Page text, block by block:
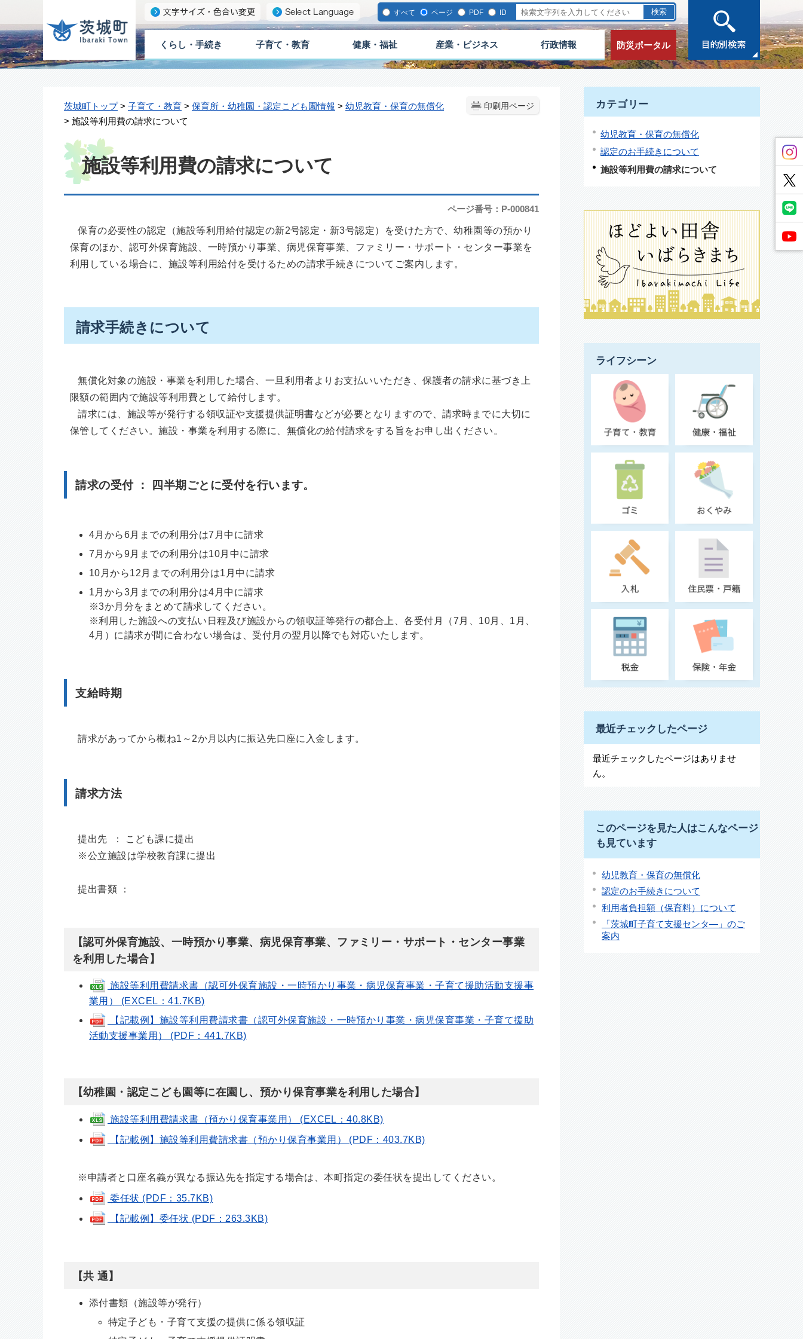
すべて ページ PDF ID
くらし・手続き 子育て・教育 健康・福祉 産業・ビジネス 行政情報 防災ポータル
印刷用ページ
茨城町トップ> 子育て・教育 > 保育所・幼稚園・認定こども園情報 > 幼児教育・保育の無償化
> 施設等利用費の請求について
施設等利用費の請求について
ページ番号：P-000841
保育の必要性の認定（施設等利用給付認定の新2号認定・新3号認定）を受けた方で、幼稚園等の預かり
保育のほか、認可外保育施設、一時預かり事業、病児保育事業、ファミリー・サポート・センター事業を
利用している場合に、施設等利用給付を受けるための請求手続きについてご案内します。
請求手続きについて
無償化対象の施設・事業を利用した場合、一旦利用者よりお支払いいただき、保護者の請求に基づき上
限額の範囲内で施設等利用費として給付します。
請求には、施設等が発行する領収証や支援提供証明書などが必要となりますので、請求時までに大切に
保管してください。施設・事業を利用する際に、無償化の給付請求をする旨をお申し出ください。
請求の受付 ： 四半期ごとに受付を行います。
4月から6月までの利用分は7月中に請求
7月から9月までの利用分は10月中に請求
10月から12月までの利用分は1月中に請求
1月から3月までの利用分は4月中に請求
※3か月分をまとめて請求してください。
※利用した施設への支払い日程及び施設からの領収証等発行の都合上、各受付月（7月、10月、1月、
4月）に請求が間に合わない場合は、受付月の翌月以降でも対応いたします。
支給時期
請求があってから概ね1～2か月以内に振込先口座に入金します。
請求方法
提出先 ： こども課に提出
※公立施設は学校教育課に提出
提出書類 ：
【認可外保育施設、一時預かり事業、病児保育事業、ファミリー・サポート・センター事業
を利用した場合】
施設等利用費請求書（認可外保育施設・一時預かり事業・病児保育事業・子育て援助活動支援事
業用） (EXCEL：41.7KB)
【記載例】施設等利用費請求書（認可外保育施設・一時預かり事業・病児保育事業・子育て援助
活動支援事業用） (PDF：441.7KB)
【幼稚園・認定こども園等に在園し、預かり保育事業を利用した場合】
施設等利用費請求書（預かり保育事業用） (EXCEL：40.8KB)
【記載例】施設等利用費請求書（預かり保育事業用） (PDF：403.7KB)
※申請者と口座名義が異なる振込先を指定する場合は、本町指定の委任状を提出してください。
委任状 (PDF：35.7KB)
【記載例】委任状 (PDF：263.3KB)
【共 通】
添付書類（施設等が発行）
特定子ども・子育て支援の提供に係る領収証
カテゴリー
幼児教育・保育の無償化
認定のお手続きについて
施設等利用費の請求について
ライフシーン
最近チェックしたページ
最近チェックしたページはありませ
ん。
このページを見た人はこんなページ
も見ています
幼児教育・保育の無償化
認定のお手続きについて
利用者負担額（保育料）について
「茨城町子育て支援センタ―」のご
案内